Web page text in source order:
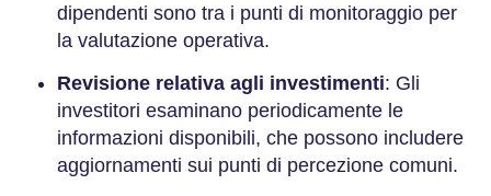
dipendenti sono tra i punti di monitoraggio per
la valutazione operativa.
Revisione relativa agli investimenti: Gli
investitori esaminano periodicamente le
informazioni disponibili, che possono includere
aggiornamenti sui punti di percezione comuni.